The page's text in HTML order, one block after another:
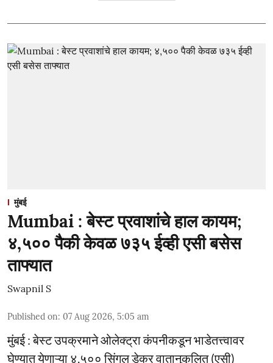
मुंबई
Mumbai : बेस्ट प्रवाशांचे हाल कायम;
४,५०० पैकी केवळ ७३५ ईव्ही एसी बसेस
ताफ्यात
Swapnil S
Published on: 07 Aug 2026, 5:05 am
मुंबई : बेस्ट उपक्रमाने ओलेक्ट्रा कंपनीकडून भाडेतत्त्वावर
घेण्यात येणाऱ्या ४,५०० सिंगल डेकर वातानुकूलित (एसी)